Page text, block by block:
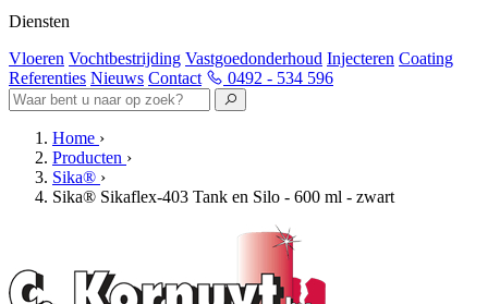
Diensten
Vloeren Vochtbestrijding Vastgoedonderhoud Injecteren Coating
Referenties Nieuws Contact 0492 - 534 596
Home ›
Producten ›
Sika® ›
Sika® Sikaflex-403 Tank en Silo - 600 ml - zwart